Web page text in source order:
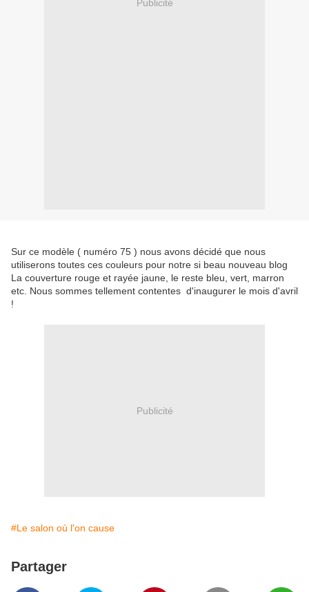
Publicité
Sur ce modèle ( numéro 75 ) nous avons décidé que nous
utiliserons toutes ces couleurs pour notre si beau nouveau blog
La couverture rouge et rayée jaune, le reste bleu, vert, marron
etc. Nous sommes tellement contentes d'inaugurer le mois d'avril
!
Publicité
#Le salon où l'on cause
Partager